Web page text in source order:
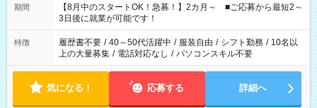
「できれば残業はしたくない」 など、ご希望を教えてください
ね。 ※Wワーク希望の方へ 今ご覧のお仕事で希望する勤務時間
と、もう1つのお仕事の勤務時間。 合計で週40時間を超える場
合は応募できません。
期間
【8月中のスタートOK！急募！】2カ月～ ■ご応募から最短2～
3日後に就業が可能です！
特徴 履歴書不要 / 40～50代活躍中 / 服装自由 / シフト勤務 / 10名以
上の大量募集 / 電話対応なし / パソコンスキル不要
気になる！ 応募する 詳細へ